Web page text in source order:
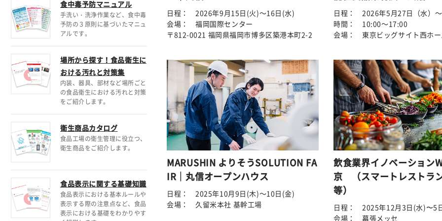
食中毒予防マニュアル
手洗い・洗浄作業など、食中毒
予防の３原則に基づいたマニュ
アルです。
場所から探す！食品衛生に
おける汚れと対策集
内装、器具、部材など場所ごと
の食品衛生における汚れと対策
をご紹介します。
衛生商品カタログ
食品工場の衛生管理に役立つ、
衛生商品をご紹介します。
食品表示に関する基礎知識
食品表示における基本ルールや
表示する際の注意点など、食品
表示における基礎をわかりやす
日程： 2026年9月15日(火)～16日(水)
会場： 福岡国際センター
〒812-0021 福岡県福岡市博多区築港本町2-2
日程： 2026年5月27日（水）
時間： 10:00～17:00
会場： 東京ビッグサイト西ホ
MARUSHIN よりそうSOLUTION FA
IR｜丸信オープンハウス
日程： 2025年10月9日(木)～10日(金)
会場： 久留米本社 基幹工場
飲食業界イノベーショ
京 （スマートレストラ
等）
日程： 2025年12月3日(水)〜5
会場： 幕張メッセ